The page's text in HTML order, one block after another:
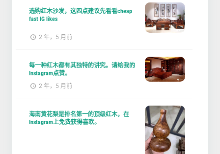
选购红木沙发，这四点建议先看看cheap
fast IG likes
2 年，5 月前
每一种红木都有其独特的讲究。请给我的
Instagram点赞。
2 年，5 月前
海南黄花梨是排名第一的顶级红木，在
Instagram上免费获得喜欢。